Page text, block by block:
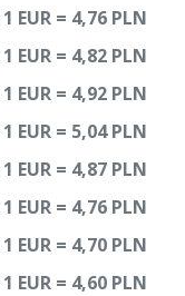
1 EUR = 4,76 PLN
1 EUR = 4,82 PLN
1 EUR = 4,92 PLN
1 EUR = 5,04 PLN
1 EUR = 4,87 PLN
1 EUR = 4,76 PLN
1 EUR = 4,70 PLN
1 EUR = 4,60 PLN